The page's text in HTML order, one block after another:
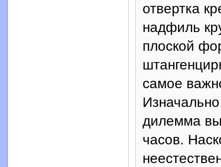
отвертка
надфиль
плоской
самое
дилемма
часов.